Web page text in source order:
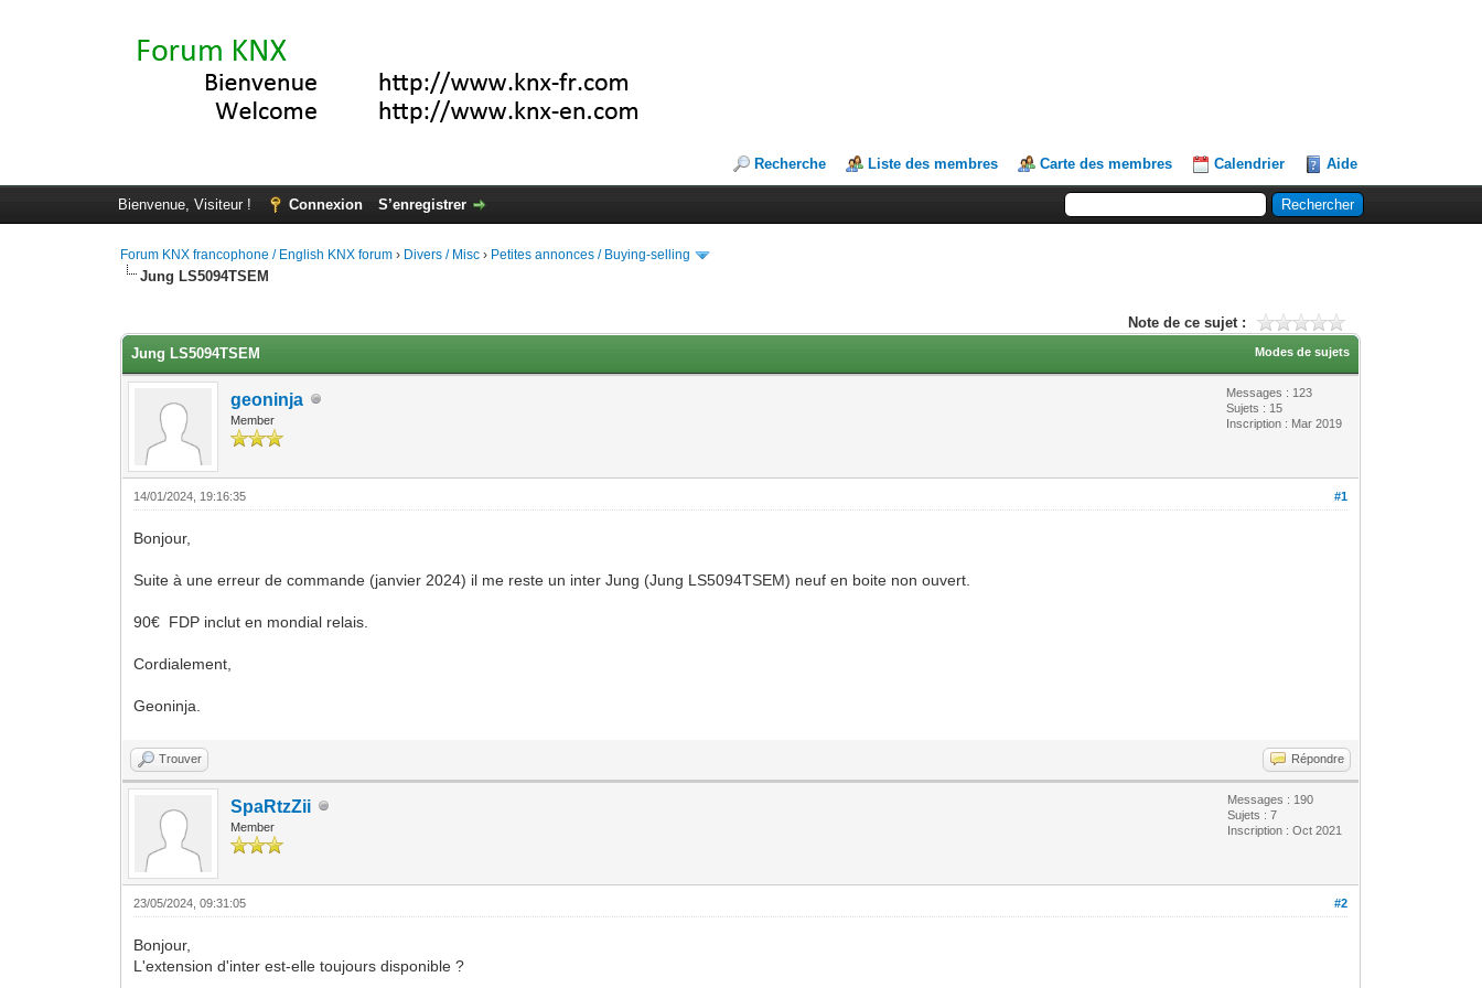
Recherche Liste des membres Carte des membres Calendrier Aide
Bienvenue, Visiteur ! Connexion S’enregistrer
Forum KNX francophone / English KNX forum › Divers / Misc › Petites annonces / Buying-selling
Jung LS5094TSEM
Note de ce sujet :
Modes de sujets
Jung LS5094TSEM
geoninja
Member
Messages : 123
Sujets : 15
Inscription : Mar 2019
#1
14/01/2024, 19:16:35
Bonjour,
Suite à une erreur de commande (janvier 2024) il me reste un inter Jung (Jung LS5094TSEM) neuf en boite non ouvert.
90€ FDP inclut en mondial relais.
Cordialement,
Geoninja.
Trouver Répondre
SpaRtzZii
Member
Messages : 190
Sujets : 7
Inscription : Oct 2021
#2
23/05/2024, 09:31:05
Bonjour,
L'extension d'inter est-elle toujours disponible ?